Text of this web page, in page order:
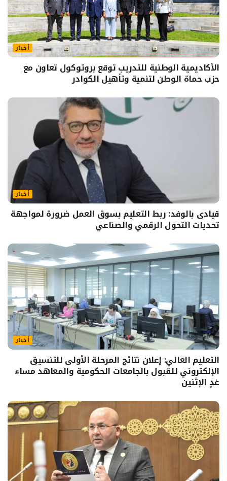
أخبار
الأكاديمية الوطنية للتدريب توقع بروتوكول تعاون مع
حزب حماة الوطن لتنمية وتأهيل الكوادر
أخبار
قيادى بالوفد: ربط التعليم بسوق العمل ضرورة لمواجهة
تحديات التحول الرقمي والصناعي
أخبار
التعليم العالي: إعلان نتائج المرحلة الأولى للتنسيق
الإلكتروني للقبول بالجامعات الحكومية والمعاهد مساء
غدٍ الإثنين